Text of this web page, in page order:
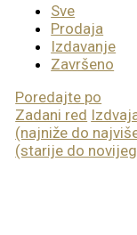
Sve
Prodaja
Izdavanje
Završeno
Poredajte po
Zadani red
(najniže do
(starije do